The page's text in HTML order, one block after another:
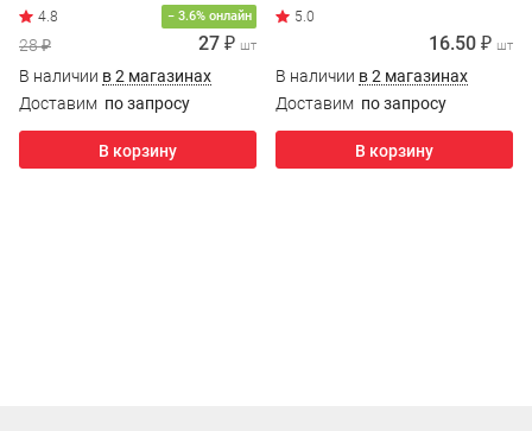
4.8 − 3.6% онлайн
28 ₽ 27 ₽ шт
В наличии в 2 магазинах
Доставим по запросу
В корзину
16.50 ₽ шт
В наличии в 2 магазинах
Доставим по запросу
В корзину